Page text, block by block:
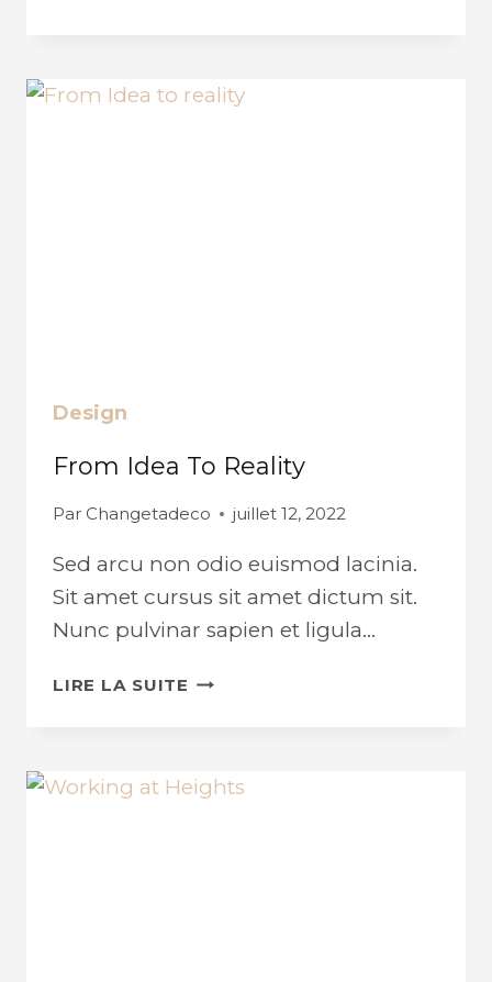
Design
From Idea To Reality
Par Changetadeco juillet 12, 2022
Sed arcu non odio euismod lacinia.
Sit amet cursus sit amet dictum sit.
Nunc pulvinar sapien et ligula…
LIRE LA SUITE FROM